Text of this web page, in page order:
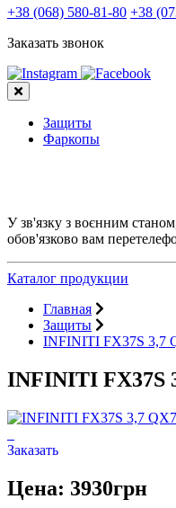
+38 (068) 580-81-80 +38
Заказать звонок
Защиты
Фаркопы
У зв'язку з воєнним
обов'язково вам
Каталог продукции
Главная
Защиты
INFINITI FX37S
INFINITI
Заказать
Цена: 3930грн